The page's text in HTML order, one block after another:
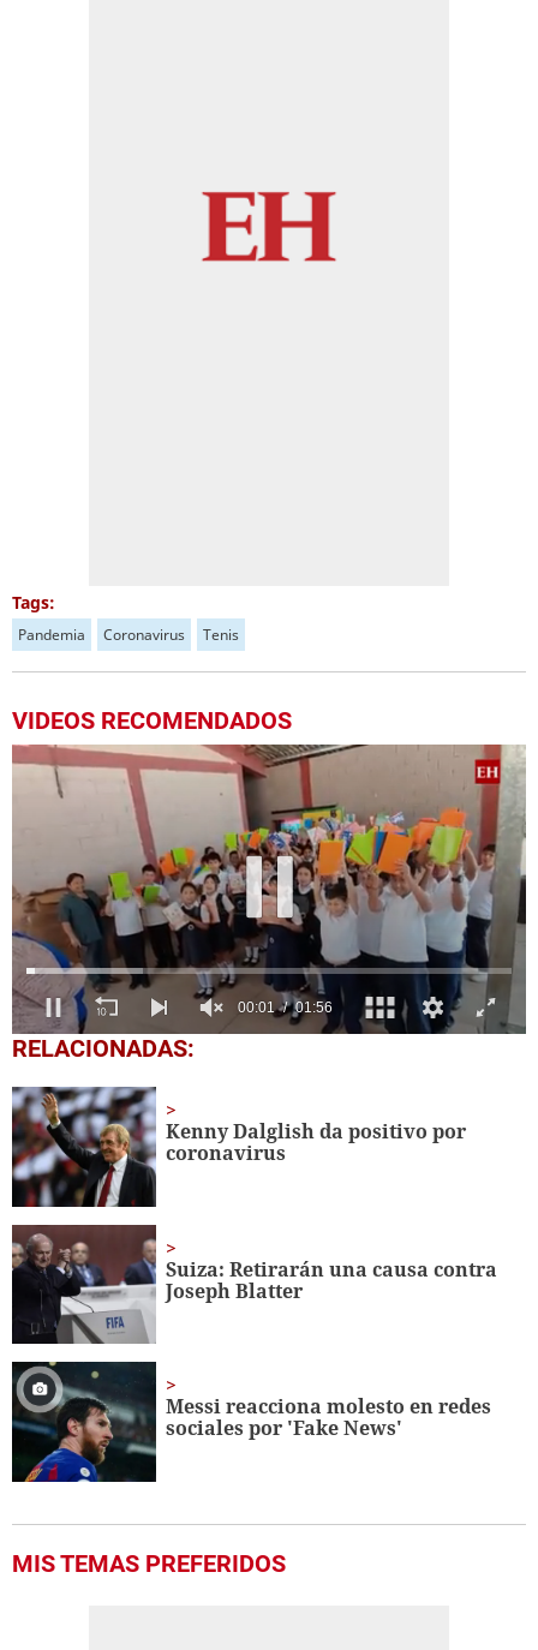
Tags:
Pandemia Coronavirus Tenis
VIDEOS RECOMENDADOS
0
seconds
1
minute,
56
seconds
RELACIONADAS:
Kenny Dalglish da positivo por
coronavirus
Suiza: Retirarán una causa contra
Joseph Blatter
Messi reacciona molesto en redes
sociales por 'Fake News'
MIS TEMAS PREFERIDOS